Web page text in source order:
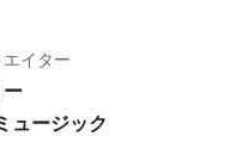
イター
ー
ュージック